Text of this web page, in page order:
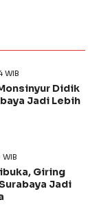
WIB
Didik
Jadi Lebih
Giring
Jadi